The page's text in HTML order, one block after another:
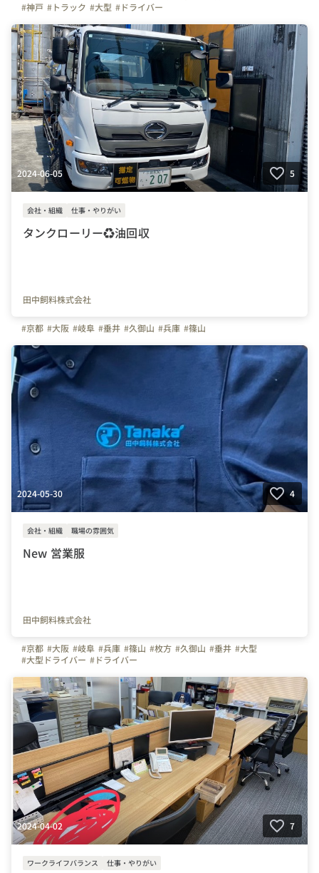
#神戸 #トラック #大型 #ドライバー
2024-06-05 5
会社・組織 仕事・やりがい
タンクローリー♻️油回収
田中飼料株式会社
#京都 #大阪 #岐阜 #垂井 #久御山 #兵庫 #篠山
2024-05-30 4
会社・組織 職場の雰囲気
New 営業服
田中飼料株式会社
#京都 #大阪 #岐阜 #兵庫 #篠山 #枚方 #久御山 #垂井 #大型
#大型ドライバー #ドライバー
2024-04-02 7
ワークライフバランス 仕事・やりがい